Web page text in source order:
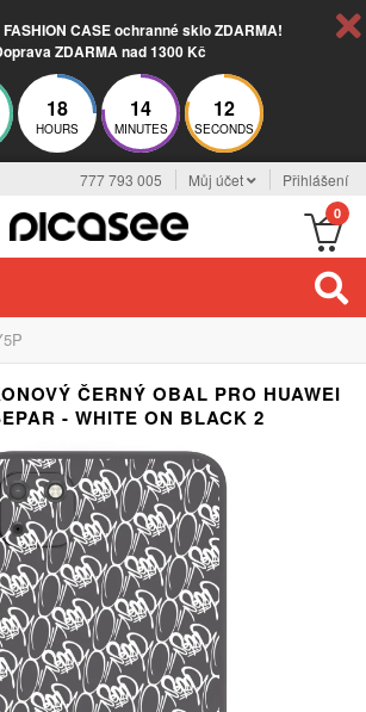
CASE ochranné sklo ZDARMA!
ZDARMA nad 1300 Kč
18
HOURS
14
MINUTES
11
SECONDS
777 793 005 Můj účet Přihlášení
0
ČERNÝ OBAL PRO HUAWEI
- WHITE ON BLACK 2